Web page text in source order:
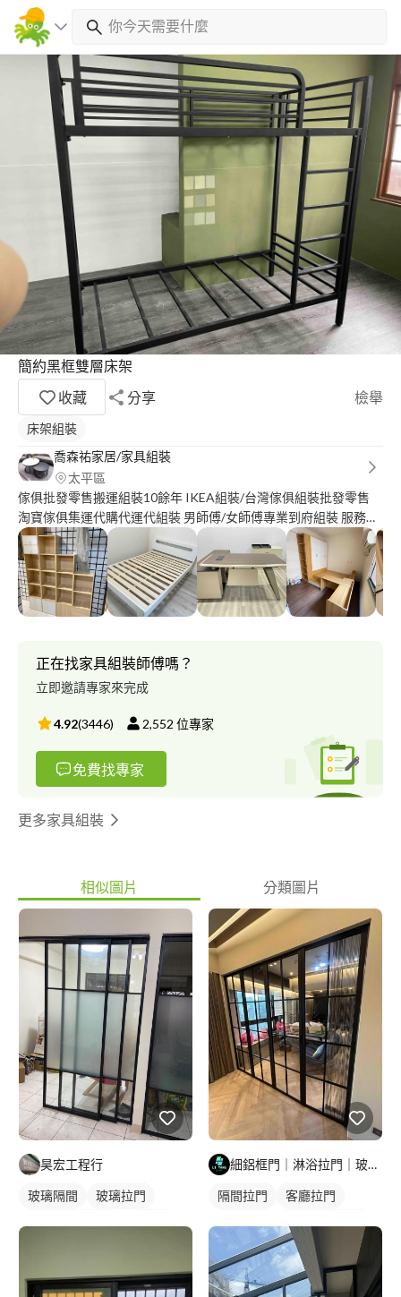
簡約黑框雙層床架
收藏
分享 檢舉
床架組裝
喬森祐家居/家具組裝
太平區
傢俱批發零售搬運組裝10餘年 IKEA組裝/台灣傢俱組裝批發零售
淘寶傢俱集運代購代運代組裝 男師傅/女師傅專業到府組裝 服務地
區：桃竹苗、彰中投、雲嘉 很高興為您服務、歡迎詢問價格都可
談 請提供產品照片與尺寸、組裝預算
正在找家具組裝師傅嗎？
立即邀請專家來完成
4.92(3446) 2,552 位專家
免費找專家
更多家具組裝
相似圖片 分類圖片
昊宏工程行
玻璃隔間
玻璃拉門
細鋁框門｜淋浴拉門｜玻璃明鏡｜鋁門窗工程
隔間拉門
客廳拉門
玻璃隔間